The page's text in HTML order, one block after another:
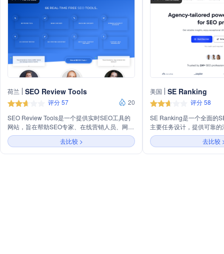
荷兰 SEO Review Tools
评分 57
20
SEO Review Tools是一个提供实时SEO工具的
网站，旨在帮助SEO专家、在线营销人员、网站
管理员、文案和博主优化内容并提高在搜索引擎
中的可见度。该平台提供66种免费SEO工具，包
括关键词研究、排名检查、反向链接检查、域名
去比较 >
美国 SE Ranking
评分 58
SE Ranking是一个全面的
主要任务设计，提供可靠
验和创新技术。主要业务
营销、SEO工具（如排名
器、网站审计等），并为
去比较